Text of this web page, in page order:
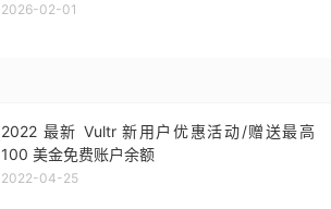
2026-02-01
2022 最新 Vultr 新用户优惠活动/赠送最高
100 美金免费账户余额
2022-04-25